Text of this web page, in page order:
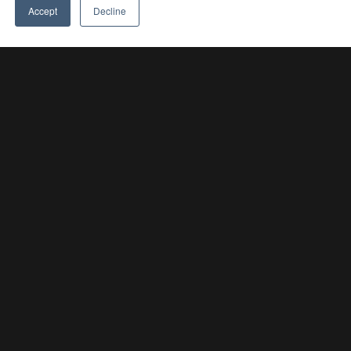
Accept Decline